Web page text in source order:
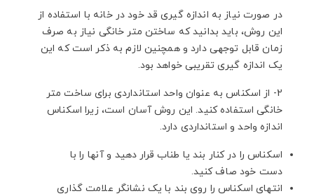
در صورت نیاز به اندازه گیری قد خود در خانه با استفاده از
این روش، باید بدانید که ساختن متر خانگی نیاز به صرف
زمان قابل توجهی دارد و همچنین لازم به ذکر است که این
یک اندازه گیری تقریبی خواهد بود.
2- از اسکناس به عنوان واحد استانداردی برای ساخت متر
خانگی استفاده کنید. این روش آسان است، زیرا اسکناس
اندازه واحد و استانداردی دارد.
اسکناس را در کنار بند یا طناب قرار دهید و آنها را با
دست خود صاف کنید.
انتهای اسکناس را روی بند با یک نشانگر علامت گذاری